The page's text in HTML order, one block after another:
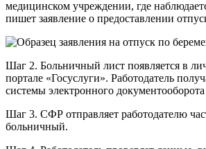
медицинском учреждении, где
пишет заявление о предоставлении
Шаг 2. Больничный лист появляется в
портале «Госуслуги». Работодатель
системы электронного
Шаг 3. СФР отправляет работодателю
больничный.